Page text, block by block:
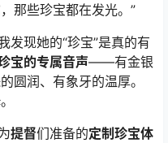
那些珍宝都在发光。”
发现她的“珍宝”是真的有
宝的专属音声——有金银
圆润、有象牙的温厚。
提督们准备的定制珍宝体